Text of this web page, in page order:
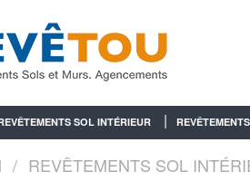
SOL INTÉRIEUR
REVÊTEMENTS SOL